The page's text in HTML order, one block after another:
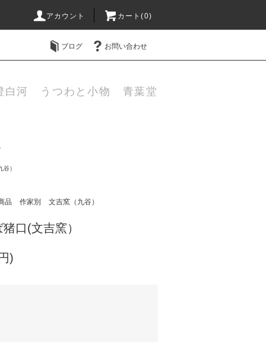
アカウント カート(0)
ブログ お問い合わせ
白河 うつわと小物 青葉堂
谷）
品 作家別 文吉窯（九谷）
口(文吉窯）
)